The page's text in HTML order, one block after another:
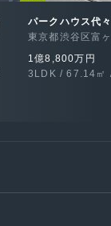
パークハウス代
東京都渋谷区富
1億8,800万円
3LDK / 67.14㎡